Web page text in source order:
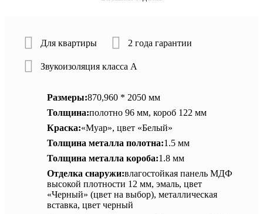
Для квартиры 2 года гарантии
Звукоизоляция класса А
Размеры:870,960 * 2050 мм
Толщина:полотно 96 мм, короб 122 мм
Краска:«Муар», цвет «Белый»
Толщина металла полотна:1.5 мм
Толщина металла короба:1.8 мм
Отделка снаружи:влагостойкая панель МДФ
высокой плотности 12 мм, эмаль, цвет
«Черный» (цвет на выбор), металлическая
вставка, цвет черный